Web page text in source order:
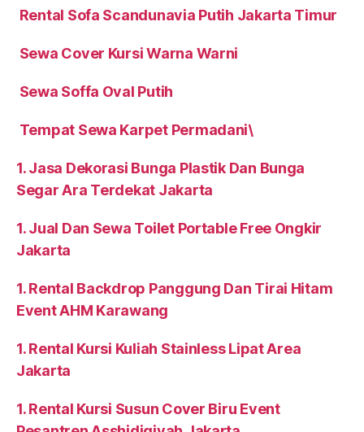
Rental Sofa Scandunavia Putih Jakarta Timur
Sewa Cover Kursi Warna Warni
Sewa Soffa Oval Putih
Tempat Sewa Karpet Permadani\
1. Jasa Dekorasi Bunga Plastik Dan Bunga
Segar Ara Terdekat Jakarta
1. Jual Dan Sewa Toilet Portable Free Ongkir
Jakarta
1. Rental Backdrop Panggung Dan Tirai Hitam
Event AHM Karawang
1. Rental Kursi Kuliah Stainless Lipat Area
Jakarta
1. Rental Kursi Susun Cover Biru Event